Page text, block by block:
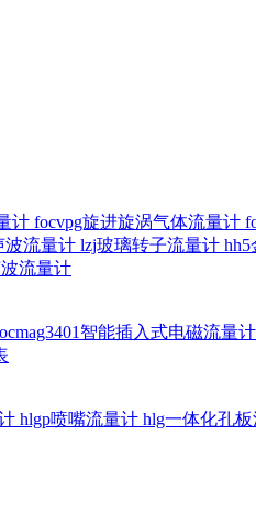
计 focvpg旋进旋涡气体流量计
波流量计 lzj玻璃转子流量计
流量计
智能插入式电磁流量计
hlgp喷嘴流量计 hlg一体化孔